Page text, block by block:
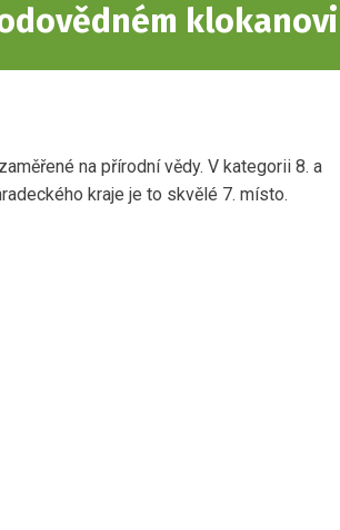
klokanovi
na přírodní vědy. V kategorii 8. a
kraje je to skvělé 7. místo.